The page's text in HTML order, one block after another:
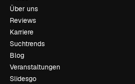
Über uns
Reviews
Karriere
Suchtrends
Blog
Veranstaltungen
Slidesgo